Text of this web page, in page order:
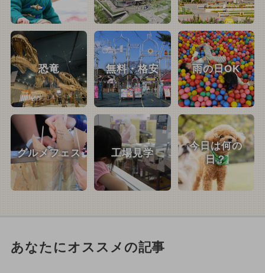
恐竜 無料・格安 雨の日OK
グルメフェス 工場見学
今日は何の
日？
あなたにオススメの記事